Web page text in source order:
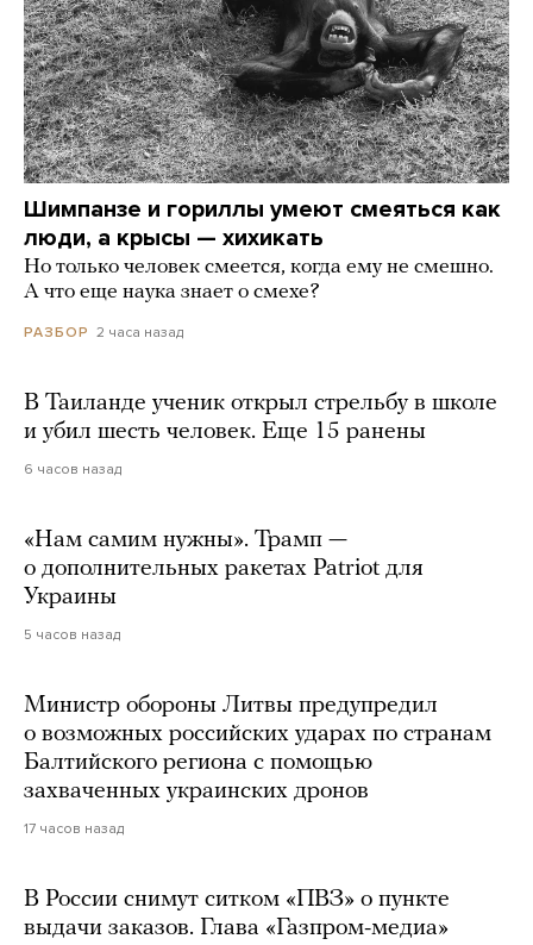
Шимпанзе и гориллы умеют смеяться как
люди, а крысы — хихикать
Но только человек смеется, когда ему не смешно.
А что еще наука знает о смехе?
РАЗБОР 2 часа назад
В Таиланде ученик открыл стрельбу в школе
и убил шесть человек. Еще 15 ранены
6 часов назад
«Нам самим нужны». Трамп —
о дополнительных ракетах Patriot для
Украины
5 часов назад
Министр обороны Литвы предупредил
о возможных российских ударах по странам
Балтийского региона с помощью
захваченных украинских дронов
17 часов назад
В России снимут ситком «ПВЗ» о пункте
выдачи заказов. Глава «Газпром-медиа»